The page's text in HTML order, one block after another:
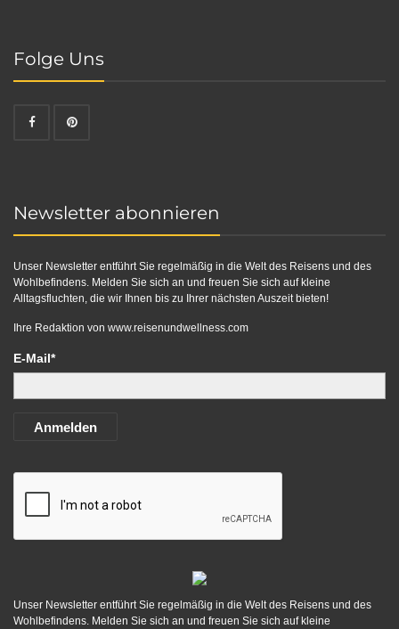
Folge Uns
Newsletter abonnieren
Unser Newsletter entführt Sie regelmäßig in die Welt des Reisens und des
Wohlbefindens. Melden Sie sich an und freuen Sie sich auf kleine
Alltagsfluchten, die wir Ihnen bis zu Ihrer nächsten Auszeit bieten!
Ihre Redaktion von www.reisenundwellness.com
E-Mail*
Anmelden
Unser Newsletter entführt Sie regelmäßig in die Welt des Reisens und des
Wohlbefindens. Melden Sie sich an und freuen Sie sich auf kleine